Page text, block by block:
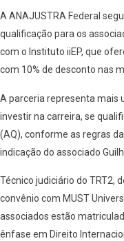
A ANAJUSTRA Federal
qualificação para os
com o Instituto iiEP, que
com 10% de desconto nas
A parceria representa mais
investir na carreira, se
(AQ), conforme as regras
indicação do associado
Técnico judiciário do TRT2,
convênio com MUST
associados estão
ênfase em Direito